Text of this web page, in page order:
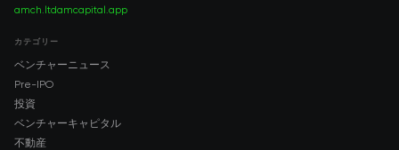
amch.ltdamcapital.app
カテゴリー
ベンチャーニュース
Pre-IPO
投資
ベンチャーキャピタル
不動産